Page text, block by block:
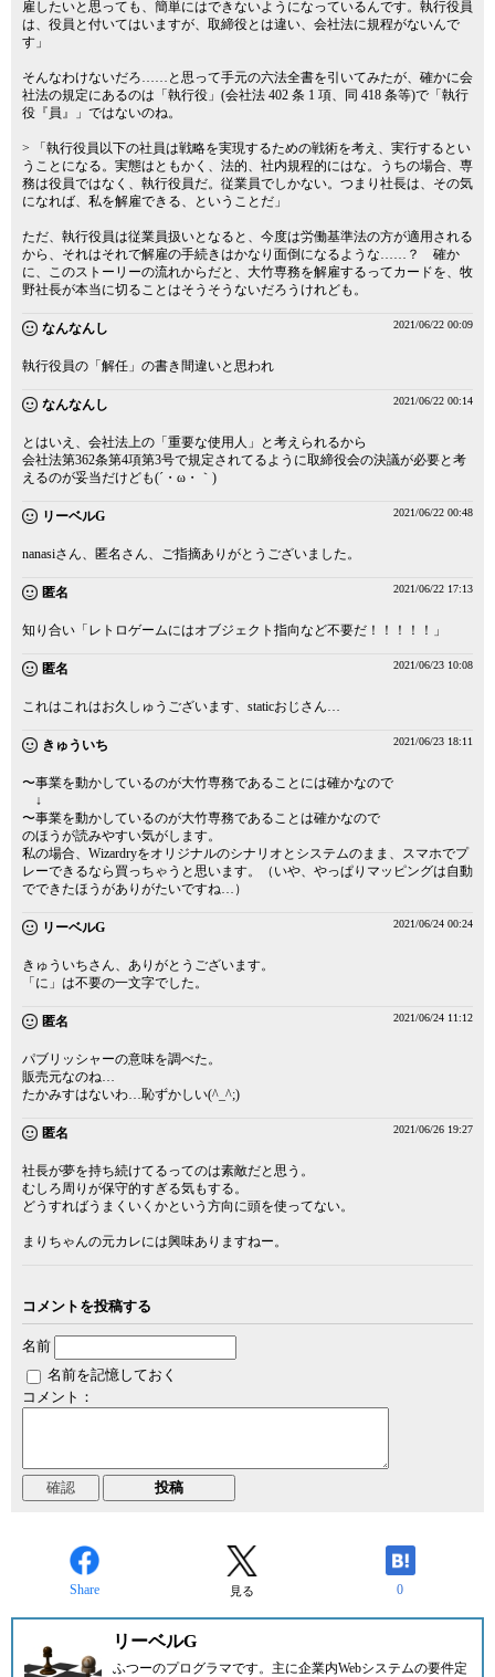
雇したいと思っても、簡単にはできないようになっているんです。執行役員
は、役員と付いてはいますが、取締役とは違い、会社法に規程がないんで
す」
そんなわけないだろ……と思って手元の六法全書を引いてみたが、確かに会
社法の規定にあるのは「執行役」(会社法 402 条 1 項、同 418 条等)で「執行
役『員』」ではないのね。
> 「執行役員以下の社員は戦略を実現するための戦術を考え、実行するとい
うことになる。実態はともかく、法的、社内規程的にはな。うちの場合、専
務は役員ではなく、執行役員だ。従業員でしかない。つまり社長は、その気
になれば、私を解雇できる、ということだ」
ただ、執行役員は従業員扱いとなると、今度は労働基準法の方が適用される
から、それはそれで解雇の手続きはかなり面倒になるような……？ 確か
に、このストーリーの流れからだと、大竹専務を解雇するってカードを、牧
野社長が本当に切ることはそうそうないだろうけれども。
なんなんし 2021/06/22 00:09
執行役員の「解任」の書き間違いと思われ
なんなんし 2021/06/22 00:14
とはいえ、会社法上の「重要な使用人」と考えられるから
会社法第362条第4項第3号で規定されてるように取締役会の決議が必要と考
えるのが妥当だけども(´・ω・｀)
リーベルG 2021/06/22 00:48
nanasiさん、匿名さん、ご指摘ありがとうございました。
匿名 2021/06/22 17:13
知り合い「レトロゲームにはオブジェクト指向など不要だ！！！！！」
匿名 2021/06/23 10:08
これはこれはお久しゅうございます、staticおじさん…
きゅういち 2021/06/23 18:11
〜事業を動かしているのが大竹専務であることには確かなので
↓
〜事業を動かしているのが大竹専務であることは確かなので
のほうが読みやすい気がします。
私の場合、Wizardryをオリジナルのシナリオとシステムのまま、スマホでプ
レーできるなら買っちゃうと思います。（いや、やっぱりマッピングは自動
でできたほうがありがたいですね…）
リーベルG 2021/06/24 00:24
きゅういちさん、ありがとうございます。
「に」は不要の一文字でした。
匿名 2021/06/24 11:12
パブリッシャーの意味を調べた。
販売元なのね…
たかみすはないわ…恥ずかしい(^_^;)
匿名 2021/06/26 19:27
社長が夢を持ち続けてるってのは素敵だと思う。
むしろ周りが保守的すぎる気もする。
どうすればうまくいくかという方向に頭を使ってない。
まりちゃんの元カレには興味ありますねー。
コメントを投稿する
名前
名前を記憶しておく
コメント：
Share 見る 0
リーベルG
ふつーのプログラマです。主に企業内Webシステムの要件定